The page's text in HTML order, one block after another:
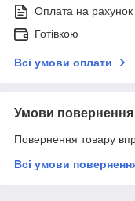
Оплата на рахунок
Готівкою
Всі умови оплати
Умови повернення
Повернення товару
Всі умови